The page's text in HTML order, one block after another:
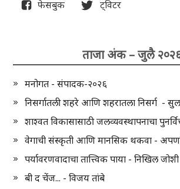
फेसबुक ट्विटर
ताजा अंक – जुलै
मनोगत - संपादक-२०२६
निसर्गातली शहरे आणि शहरातला निसर्ग -
शाश्वत विकासासाठी जलव्यवस्थापनाचा
वेगाची संस्कृती आणि मानसिक थकवा - अपर्णा
पर्यावरणवादाचा तात्त्विक पाया - निखिल जोशी
बी द चेंज... - विजय तांबे